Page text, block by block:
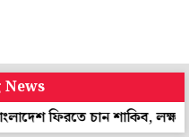
চান শাকিব, লক্ষ্য